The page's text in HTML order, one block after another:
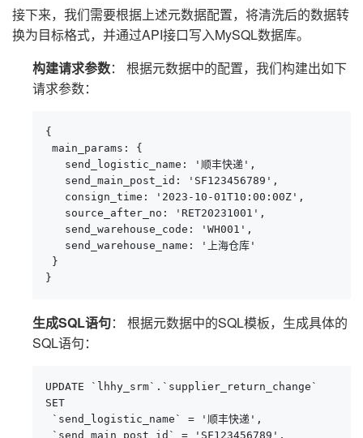
接下来，我们需要根据上述元数据配置，将清洗后的数据转
换为目标格式，并通过API接口写入MySQL数据库。
构建请求参数： 根据元数据中的配置，我们构建出如下
请求参数：
{
main_params: {
   send_logistic_name: '顺丰快递',
   send_main_post_id: 'SF123456789',
   consign_time: '2023-10-01T10:00:00Z',
   source_after_no: 'RET20231001',
   send_warehouse_code: 'WH001',
   send_warehouse_name: '上海仓库'
}
}
生成SQL语句： 根据元数据中的SQL模板，生成具体的
SQL语句：
UPDATE `lhhy_srm`.`supplier_return_change`
SET
`send_logistic_name` = '顺丰快递',
`send_main_post_id` = 'SF123456789',